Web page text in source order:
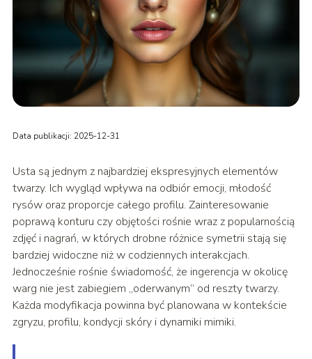
Data publikacji: 2025-12-31
Usta są jednym z najbardziej ekspresyjnych elementów
twarzy. Ich wygląd wpływa na odbiór emocji, młodość
rysów oraz proporcje całego profilu. Zainteresowanie
poprawą konturu czy objętości rośnie wraz z popularnością
zdjęć i nagrań, w których drobne różnice symetrii stają się
bardziej widoczne niż w codziennych interakcjach.
Jednocześnie rośnie świadomość, że ingerencja w okolicę
warg nie jest zabiegiem „oderwanym” od reszty twarzy.
Każda modyfikacja powinna być planowana w kontekście
zgryzu, profilu, kondycji skóry i dynamiki mimiki.